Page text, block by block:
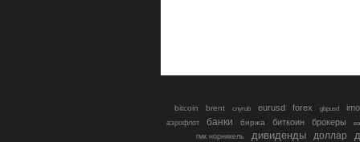
bitcoin brent cnyrub eurusd forex gbpusd
аэрофлот банки биржа биткоин брокеры
гмк норникель
дивиденды доллар